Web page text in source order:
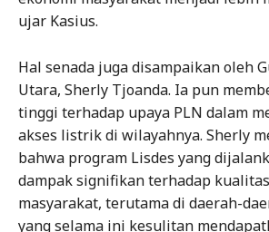
ujar Kasius.
Hal senada juga disampaikan oleh
Utara, Sherly Tjoanda. Ia pun
tinggi terhadap upaya PLN dalam
akses listrik di wilayahnya. Sherly
bahwa program Lisdes yang
dampak signifikan terhadap
masyarakat, terutama di daerah-
yang selama ini kesulitan